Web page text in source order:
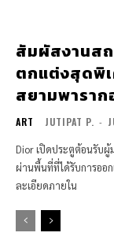
สัมผัสงานสถ
ตกแต่งสุดพิ
สยามพาราก
ART JUTIPAT P. -
Dior เปิดประตูต้อนรับ
ผ่านพื้นที่ที่ได้รับการออ
ละเอียดภายใน